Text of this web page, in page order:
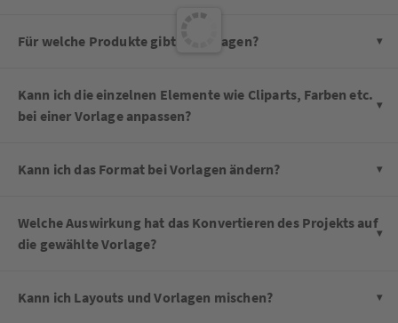
Für welche Produkte gibt es Vorlagen?
Kann ich die einzelnen Elemente wie Cliparts, Farben etc.
bei einer Vorlage anpassen?
Kann ich das Format bei Vorlagen ändern?
Welche Auswirkung hat das Konvertieren des Projekts auf
die gewählte Vorlage?
Kann ich Layouts und Vorlagen mischen?